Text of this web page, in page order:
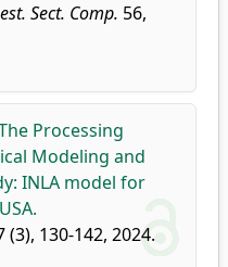
Sect. Comp. 56,
Processing
Modeling and
INLA model for
(3), 130-142, 2024.